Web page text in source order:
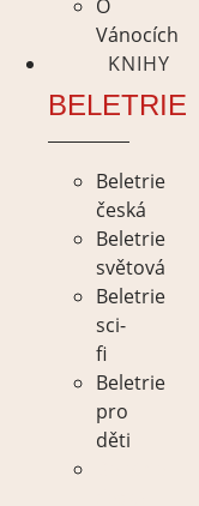
O
Vánocích
KNIHY
BELETRIE
Beletrie
česká
Beletrie
světová
Beletrie
sci-
fi
Beletrie
pro
děti